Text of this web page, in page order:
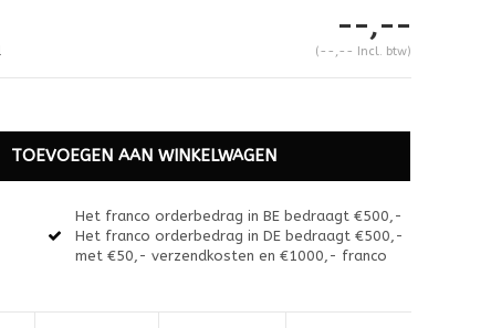
--,--
(--,-- Incl. btw)
TOEVOEGEN AAN WINKELWAGEN
Het franco orderbedrag in BE bedraagt €500,-
Het franco orderbedrag in DE bedraagt €500,-
met €50,- verzendkosten en €1000,- franco